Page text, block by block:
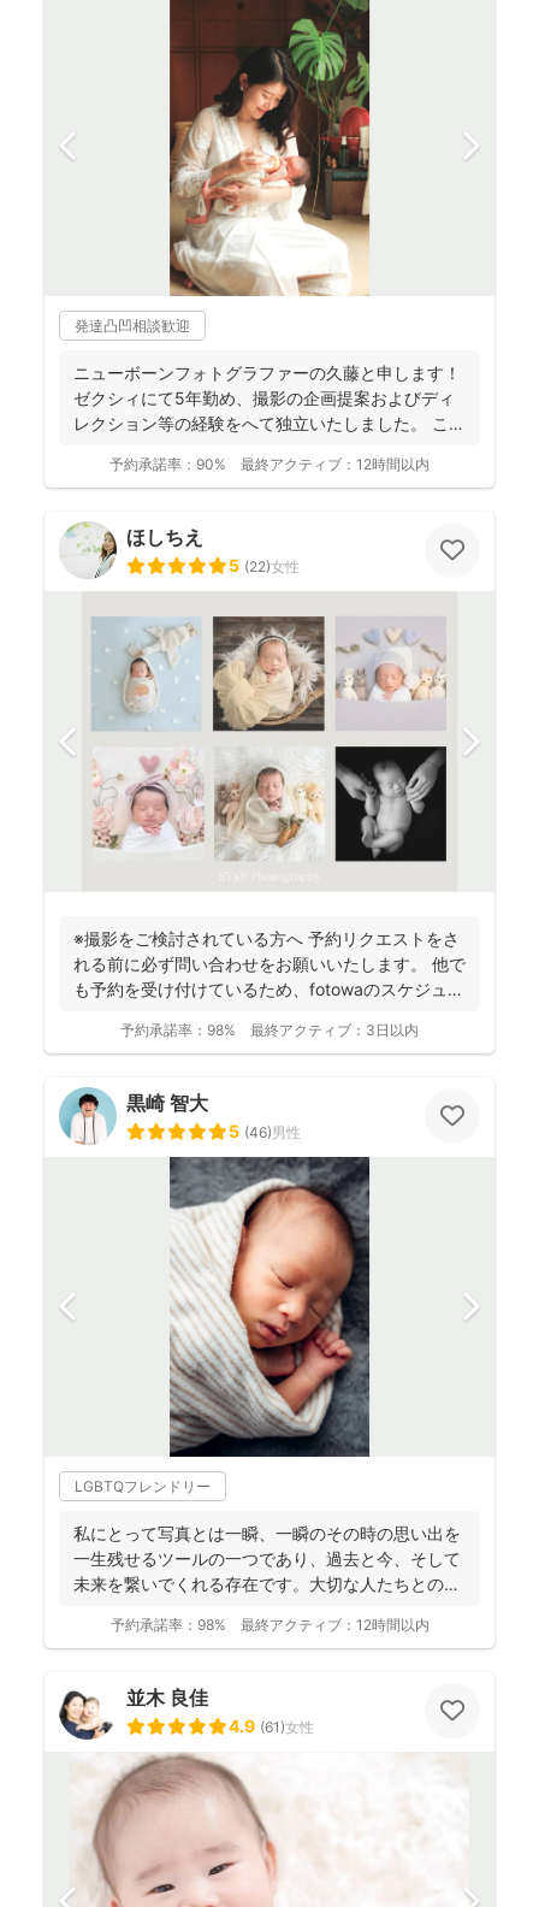
発達凸凹相談歓迎
ニューボーンフォトグラファーの久藤と申します！
ゼクシィにて5年勤め、撮影の企画提案およびディ
レクション等の経験をへて独立いたしました。 これ
予約承諾率： 90% 最終アクティブ： 12時間以内
ほしちえ
5 (22)女性
※撮影をご検討されている方へ 予約リクエストをさ
れる前に必ず問い合わせをお願いいたします。 他で
も予約を受け付けているため、fotowaのスケジュー
予約承諾率： 98% 最終アクティブ： 3日以内
黒崎 智大
5 (46)男性
LGBTQフレンドリー
私にとって写真とは一瞬、一瞬のその時の思い出を
一生残せるツールの一つであり、過去と今、そして
未来を繋いでくれる存在です。大切な人たちとの写
予約承諾率： 98% 最終アクティブ： 12時間以内
並木 良佳
4.9 (61)女性